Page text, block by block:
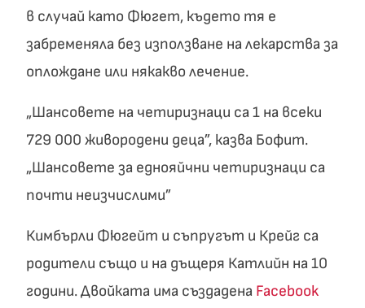
в случай като Фюгет, където тя е
забременяла без използване на лекарства за
оплождане или някакво лечение.
„Шансовете на четиризнаци са 1 на всеки
729 000 живородени деца”, казва Бофит.
„Шансовете за еднояйчни четиризнаци са
почти неизчислими”
Кимбърли Фюгейт и съпругът и Крейг са
родители също и на дъщеря Катлийн на 10
години. Двойката има създадена Facebook